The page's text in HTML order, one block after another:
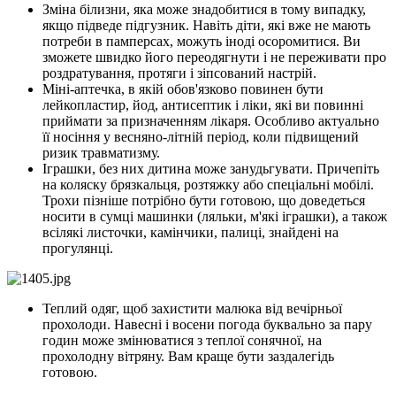
Зміна білизни, яка може знадобитися в тому випадку,
якщо підведе підгузник. Навіть діти, які вже не мають
потреби в памперсах, можуть іноді осоромитися. Ви
зможете швидко його переодягнути і не переживати про
роздратування, протяги і зіпсований настрій.
Міні-аптечка, в якій обов'язково повинен бути
лейкопластир, йод, антисептик і ліки, які ви повинні
приймати за призначенням лікаря. Особливо актуально
її носіння у весняно-літній період, коли підвищений
ризик травматизму.
Іграшки, без них дитина може занудьгувати. Причепіть
на коляску брязкальця, розтяжку або спеціальні мобілі.
Трохи пізніше потрібно бути готовою, що доведеться
носити в сумці машинки (ляльки, м'які іграшки), а також
всілякі листочки, камінчики, палиці, знайдені на
прогулянці.
Теплий одяг, щоб захистити малюка від вечірньої
прохолоди. Навесні і восени погода буквально за пару
годин може змінюватися з теплої сонячної, на
прохолодну вітряну. Вам краще бути заздалегідь
готовою.